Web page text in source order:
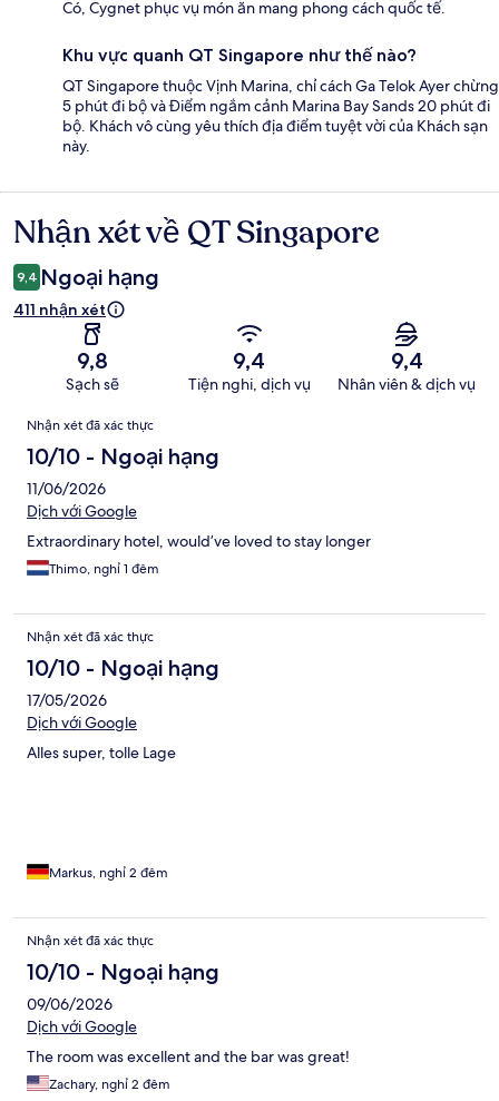
Có, Cygnet phục vụ món ăn mang phong cách quốc tế.
Khu vực quanh QT Singapore như thế nào?
QT Singapore thuộc Vịnh Marina, chỉ cách Ga Telok Ayer chừng
5 phút đi bộ và Điểm ngắm cảnh Marina Bay Sands 20 phút đi
bộ. Khách vô cùng yêu thích địa điểm tuyệt vời của Khách sạn
này.
Nhận
xét
Nhận xét về QT Singapore
9,4 Ngoại hạng
411 nhận xét
9,8
Sạch sẽ
9,4
Tiện nghi, dịch vụ
9,4
Nhân viên & dịch vụ
Nhận
xét
Nhận xét đã xác thực
10/10 - Ngoại hạng
11/06/2026
Dịch với Google
Extraordinary hotel, would’ve loved to stay longer
Thimo, nghỉ 1 đêm
Nhận xét đã xác thực
10/10 - Ngoại hạng
17/05/2026
Dịch với Google
Alles super, tolle Lage
Markus, nghỉ 2 đêm
Nhận xét đã xác thực
10/10 - Ngoại hạng
09/06/2026
Dịch với Google
The room was excellent and the bar was great!
Zachary, nghỉ 2 đêm